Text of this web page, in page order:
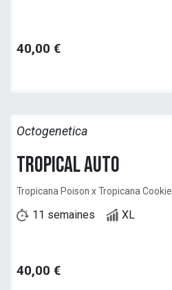
40,00 €
Octogenetica
Tropical Auto
Tropicana Poison x Tropicana
11 semaines XL
40,00 €